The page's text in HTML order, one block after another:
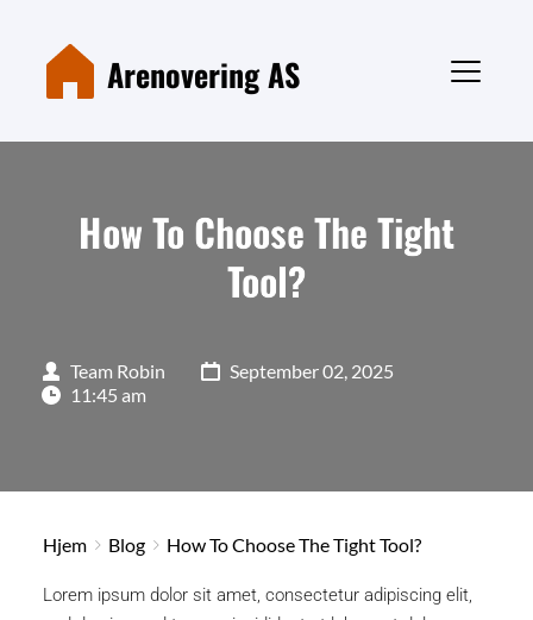
Arenovering AS
How To Choose The Tight
Tool?
Team Robin
September 02, 2025
11:45 am
Hjem Blog How To Choose The Tight Tool?
Lorem ipsum dolor sit amet, consectetur adipiscing elit,